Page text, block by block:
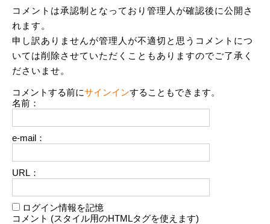
コメントは承認制となっており管理人が確認後に公開さ
れます。
申し訳ありませんが管理人が不適切と思うコメントにつ
いては削除させていただくこともありますのでご了承く
ださいませ。
コメントする前にサインインすることもできます。
名前：
e-mail：
URL：
ログイン情報を記憶
コメント (スタイル用のHTMLタグを使えます)